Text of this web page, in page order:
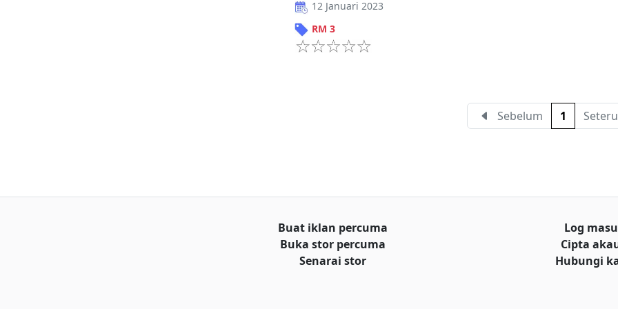
12 Januari 2023
RM 3
Sebelum 1
Buat iklan percuma
Buka stor percuma
Senarai stor
Log
Cipta
Hubungi